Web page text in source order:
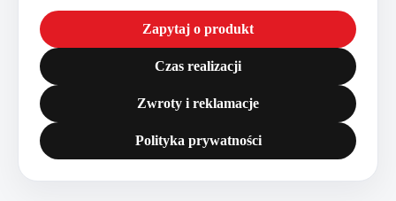
Zapytaj o produkt
Czas realizacji
Zwroty i reklamacje
Polityka prywatności